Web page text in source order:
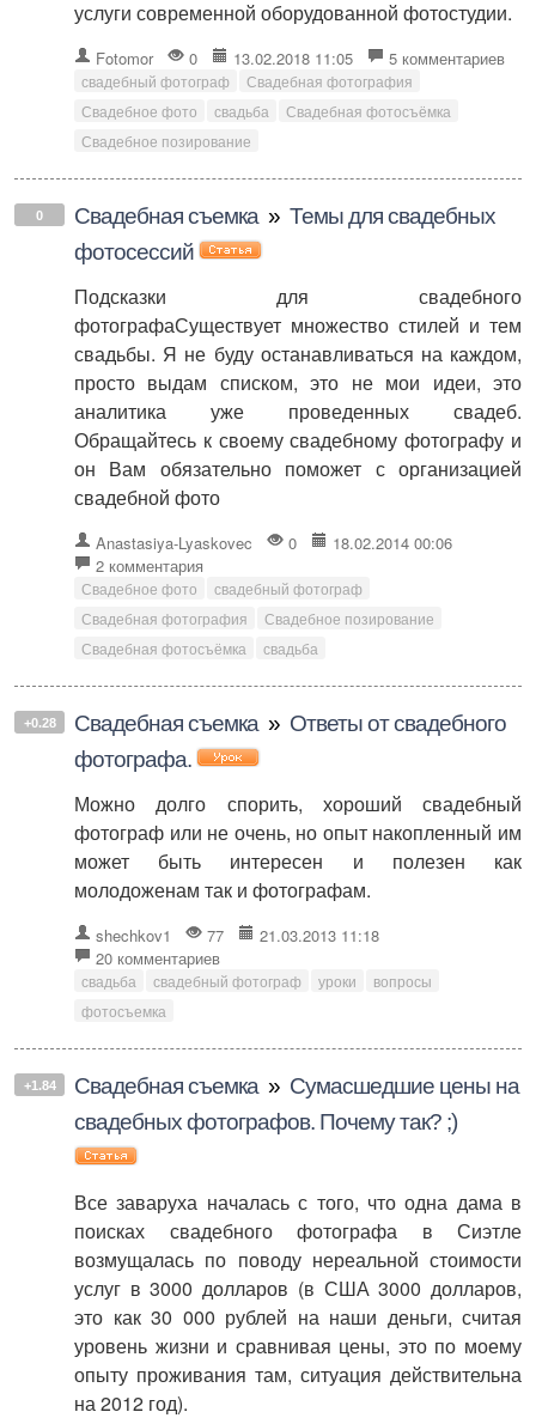
услуги современной оборудованной фотостудии.
Fotomor 0 13.02.2018 11:05 5 комментариев
свадебный фотограф
Свадебная фотография
Свадебное фото
свадьба
Свадебная фотосъёмка
Свадебное позирование
0 Свадебная съемка » Темы для свадебных
фотосессий
Подсказки для свадебного
фотографаСуществует множество стилей и тем
свадьбы. Я не буду останавливаться на каждом,
просто выдам списком, это не мои идеи, это
аналитика уже проведенных свадеб.
Обращайтесь к своему свадебному фотографу и
он Вам обязательно поможет с организацией
свадебной фото
Anastasiya-Lyaskovec 0
18.02.2014 00:06
2 комментария
Свадебное фото
свадебный фотограф
Свадебная фотография
Свадебное позирование
Свадебная фотосъёмка
свадьба
+0.28 Свадебная съемка » Ответы от свадебного
фотографа.
Можно долго спорить, хороший свадебный
фотограф или не очень, но опыт накопленный им
может быть интересен и полезен как
молодоженам так и фотографам.
shechkov1 77
21.03.2013 11:18
20 комментариев
свадьба свадебный фотограф уроки
вопросы
фотосъемка
+1.84 Свадебная съемка » Сумасшедшие цены на
свадебных фотографов. Почему так? ;)
Все заваруха началась с того, что одна дама в
поисках свадебного фотографа в Сиэтле
возмущалась по поводу нереальной стоимости
услуг в 3000 долларов (в США 3000 долларов,
это как 30 000 рублей на наши деньги, считая
уровень жизни и сравнивая цены, это по моему
опыту проживания там, ситуация действительна
на 2012 год).